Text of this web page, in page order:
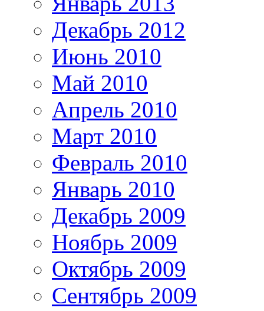
Декабрь 2012
Июнь 2010
Май 2010
Апрель 2010
Март 2010
Февраль 2010
Январь 2010
Декабрь 2009
Ноябрь 2009
Октябрь 2009
Сентябрь 2009